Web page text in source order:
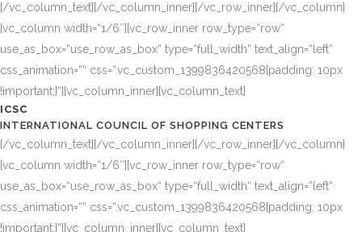
[/vc_column_text][/vc_column_inner][/vc_row_inner][/vc_column]
[vc_column width=“1/6″][vc_row_inner row_type=“row“
use_as_box=“use_row_as_box“ type=“full_width“ text_align=“left“
css_animation=““ css=“.vc_custom_1399836420568{padding: 10px
!important;}“][vc_column_inner][vc_column_text]
ICSC
INTERNATIONAL COUNCIL OF SHOPPING CENTERS
[/vc_column_text][/vc_column_inner][/vc_row_inner][/vc_column]
[vc_column width=“1/6″][vc_row_inner row_type=“row“
use_as_box=“use_row_as_box“ type=“full_width“ text_align=“left“
css_animation=““ css=“.vc_custom_1399836420568{padding: 10px
!important;}“][vc_column_inner][vc_column_text]